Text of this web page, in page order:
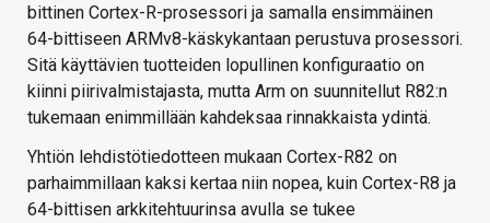
bittinen Cortex-R-prosessori ja samalla ensimmäinen
64-bittiseen ARMv8-käskykantaan perustuva prosessori.
Sitä käyttävien tuotteiden lopullinen konfiguraatio on
kiinni piirivalmistajasta, mutta Arm on suunnitellut R82:n
tukemaan enimmillään kahdeksaa rinnakkaista ydintä.
Yhtiön lehdistötiedotteen mukaan Cortex-R82 on
parhaimmillaan kaksi kertaa niin nopea, kuin Cortex-R8 ja
64-bittisen arkkitehtuurinsa avulla se tukee